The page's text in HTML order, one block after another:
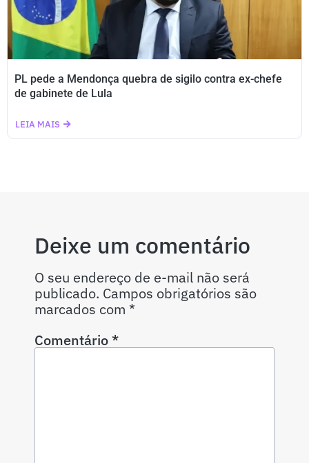
PL pede a Mendonça quebra de sigilo contra ex-chefe
de gabinete de Lula
LEIA MAIS
Deixe um comentário
O seu endereço de e-mail não será
publicado. Campos obrigatórios são
marcados com *
Comentário*